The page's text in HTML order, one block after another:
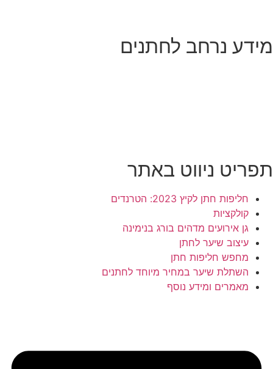
מידע נרחב לחתנים
תפריט ניווט באתר
חליפות חתן לקיץ 2023: הטרנדים
קולקציות
גן אירועים מדהים בורג בנימינה
עיצוב שיער לחתן
מחפש חליפות חתן
השתלת שיער במחיר מיוחד לחתנים
מאמרים ומידע נוסף